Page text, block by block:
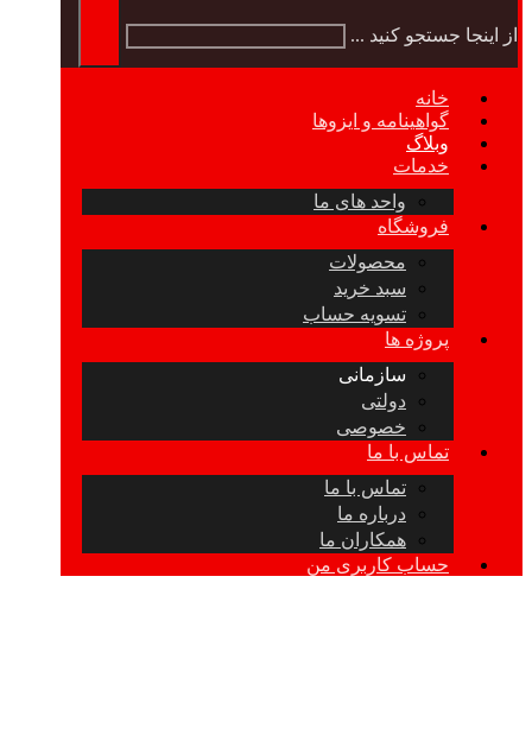
از اینجا جستجو کنید ...
خانه
گواهینامه و ایزوها
وبلاگ
خدمات
واحد های ما
فروشگاه
محصولات
سبد خرید
تسویه حساب
پروژه ها
سازمانی
دولتی
خصوصی
تماس با ما
تماس با ما
درباره ما
همکاران ما
حساب کاربری من